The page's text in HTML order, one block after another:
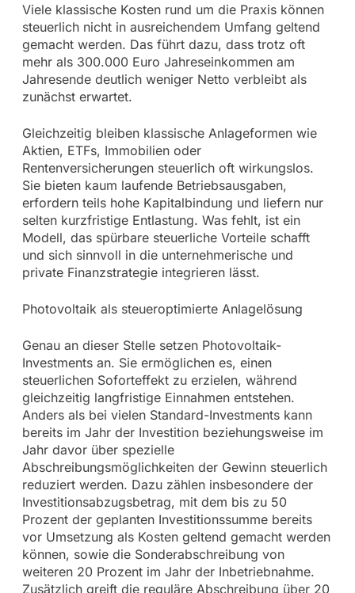
Viele klassische Kosten rund um die Praxis können
steuerlich nicht in ausreichendem Umfang geltend
gemacht werden. Das führt dazu, dass trotz oft
mehr als 300.000 Euro Jahreseinkommen am
Jahresende deutlich weniger Netto verbleibt als
zunächst erwartet.
Gleichzeitig bleiben klassische Anlageformen wie
Aktien, ETFs, Immobilien oder
Rentenversicherungen steuerlich oft wirkungslos.
Sie bieten kaum laufende Betriebsausgaben,
erfordern teils hohe Kapitalbindung und liefern nur
selten kurzfristige Entlastung. Was fehlt, ist ein
Modell, das spürbare steuerliche Vorteile schafft
und sich sinnvoll in die unternehmerische und
private Finanzstrategie integrieren lässt.
Photovoltaik als steueroptimierte Anlagelösung
Genau an dieser Stelle setzen Photovoltaik-
Investments an. Sie ermöglichen es, einen
steuerlichen Soforteffekt zu erzielen, während
gleichzeitig langfristige Einnahmen entstehen.
Anders als bei vielen Standard-Investments kann
bereits im Jahr der Investition beziehungsweise im
Jahr davor über spezielle
Abschreibungsmöglichkeiten der Gewinn steuerlich
reduziert werden. Dazu zählen insbesondere der
Investitionsabzugsbetrag, mit dem bis zu 50
Prozent der geplanten Investitionssumme bereits
vor Umsetzung als Kosten geltend gemacht werden
können, sowie die Sonderabschreibung von
weiteren 20 Prozent im Jahr der Inbetriebnahme.
Zusätzlich greift die reguläre Abschreibung über 20